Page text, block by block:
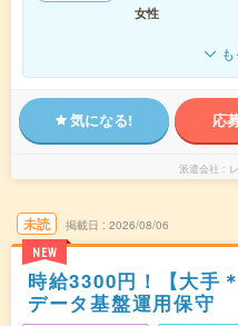
女性
気になる! 応
派遣会社
未読
NEW
掲載日 2026/08/06
時給3300円！【大手
データ基盤運用保守